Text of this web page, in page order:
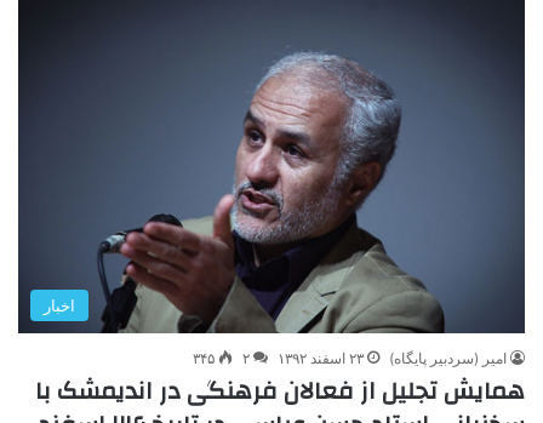
اخبار
امیر (سردبیر پایگاه) ۲۳ اسفند ۱۳۹۲ ۲ ۳۴۵
همایش تجلیل از فعالان فرهنگی در اندیمشک با